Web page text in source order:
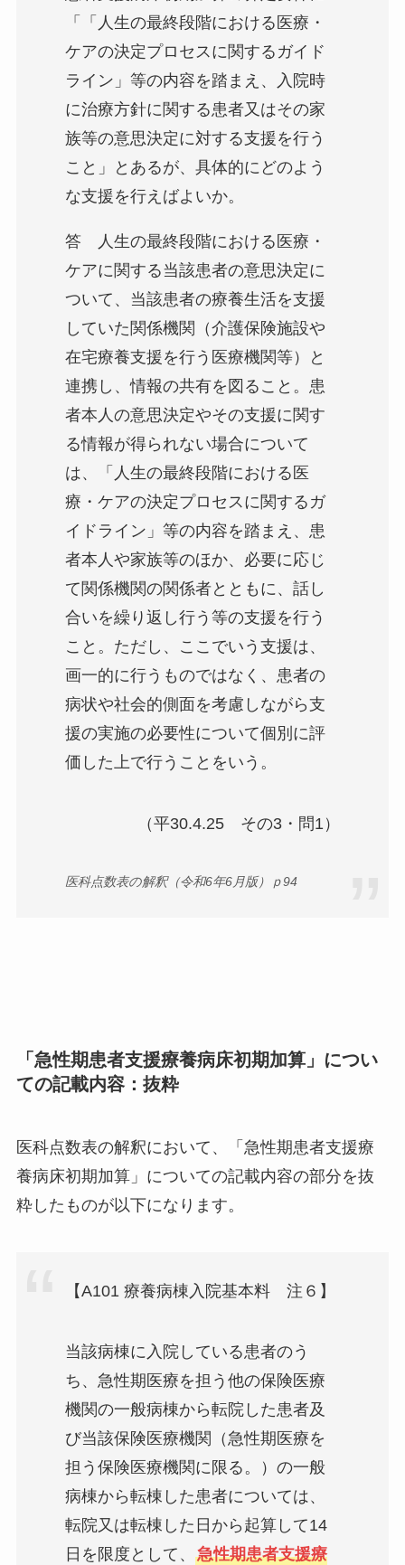
「「人生の最終段階における医療・
ケアの決定プロセスに関するガイド
ライン」等の内容を踏まえ、入院時
に治療方針に関する患者又はその家
族等の意思決定に対する支援を行う
こと」とあるが、具体的にどのよう
な支援を行えばよいか。
答 人生の最終段階における医療・
ケアに関する当該患者の意思決定に
ついて、当該患者の療養生活を支援
していた関係機関（介護保険施設や
在宅療養支援を行う医療機関等）と
連携し、情報の共有を図ること。患
者本人の意思決定やその支援に関す
る情報が得られない場合について
は、「人生の最終段階における医
療・ケアの決定プロセスに関するガ
イドライン」等の内容を踏まえ、患
者本人や家族等のほか、必要に応じ
て関係機関の関係者とともに、話し
合いを繰り返し行う等の支援を行う
こと。ただし、ここでいう支援は、
画一的に行うものではなく、患者の
病状や社会的側面を考慮しながら支
援の実施の必要性について個別に評
価した上で行うことをいう。
（平30.4.25 その3・問1）
医科点数表の解釈（令和6年6月版）ｐ94
「急性期患者支援療養病床初期加算」につい
ての記載内容：抜粋
医科点数表の解釈において、「急性期患者支援療
養病床初期加算」についての記載内容の部分を抜
粋したものが以下になります。
【A101 療養病棟入院基本料 注６】
当該病棟に入院している患者のう
ち、急性期医療を担う他の保険医療
機関の一般病棟から転院した患者及
び当該保険医療機関（急性期医療を
担う保険医療機関に限る。）の一般
病棟から転棟した患者については、
転院又は転棟した日から起算して14
日を限度として、 急性期患者支援療